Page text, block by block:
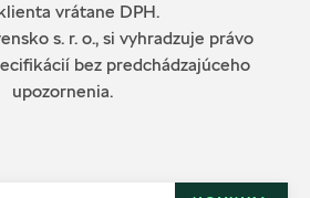
vrátane DPH.
s. r. o., si vyhradzuje právo
bez predchádzajúceho
upozornenia.